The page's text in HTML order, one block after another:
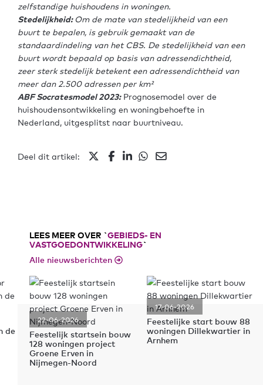
zelfstandige huishoudens in woningen.
Stedelijkheid: Om de mate van stedelijkheid van een
buurt te bepalen, is gebruik gemaakt van de
standaardindeling van het CBS. De stedelijkheid van een
buurt wordt bepaald op basis van adressendichtheid,
zeer sterk stedelijk betekent een adressendichtheid van
meer dan 2.500 adressen per km²
ABF Socratesmodel 2023:Prognosemodel over de
huishoudensontwikkeling en woningbehoefte in
Nederland, uitgesplitst naar buurtniveau.
Deel dit artikel:
LEES MEER OVER `GEBIEDS- EN
VASTGOEDONTWIKKELING`
Alle nieuwsberichten
de
22-06-2026
Feestelijk startsein bouw
128 woningen project
Groene Erven in
Nijmegen-Noord
17-06-2026
Feestelijke start bouw 88
woningen Dillekwartier in
Arnhem